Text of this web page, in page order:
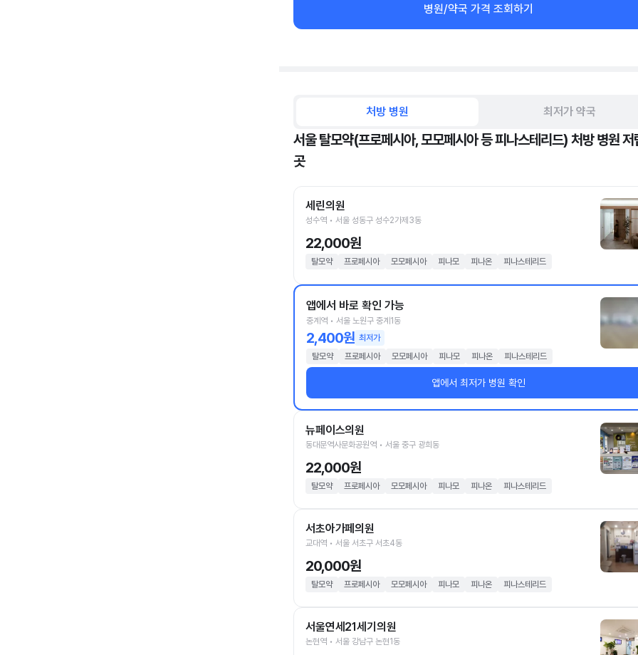
병원/약국 가격 조회하기
처방 병원 최저가 약국
서울 탈모약(프로페시아, 모모페시아 등 피나스테리드) 처방 병원 저
곳
세린의원
성수역 • 서울 성동구 성수2가제3동
22,000원
탈모약 프로페시아 모모페시아 피나모 피나온 피나스테리드
앱에서 바로 확인 가능
중계역 • 서울 노원구 중계1동
2,400원 최저가
탈모약
프로페시아 모모페시아 피나모 피나온 피나스테리드
앱에서 최저가 병원 확인
뉴페이스의원
동대문역사문화공원역 • 서울 중구 광희동
22,000원
탈모약 프로페시아 모모페시아 피나모 피나온 피나스테리드
서초아가페의원
교대역 • 서울 서초구 서초4동
20,000원
탈모약 프로페시아 모모페시아 피나모 피나온 피나스테리드
서울연세21세기의원
논현역 • 서울 강남구 논현1동